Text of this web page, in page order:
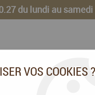
du lundi au samedi
VOS COOKIES ?